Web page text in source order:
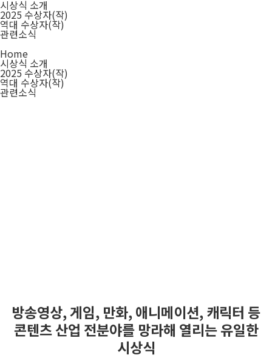
시상식 소개
2025 수상자(작)
역대 수상자(작)
관련소식
Home
시상식 소개
2025 수상자(작)
역대 수상자(작)
관련소식
방송영상, 게임, 만화, 애니메이션, 캐릭터 등
콘텐츠 산업 전분야를 망라해 열리는 유일한
시상식